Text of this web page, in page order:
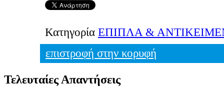
Κατηγορία ΕΠΙΠΛΑ &
επιστροφή στην κορυφή
Τελευταίες Απαντήσεις